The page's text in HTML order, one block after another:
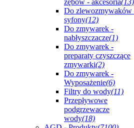
zębów - akcesoria(13)
Do zlewozmywaków
syfony(12)
Do zmywarek -
nabłyszczacze(1)
Do zmywarek -
preparaty czyszczące
zmywarki(2)
Do zmywarek -
Wyposażenie(6)
Filtry do wody(11)
Przepływowe
podgrzewacze
wody(18)